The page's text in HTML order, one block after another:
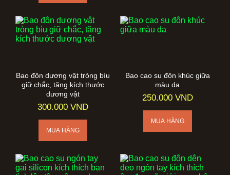
Bao đôn dương vật tròng bìu
giữ chắc, tăng kích thước
dương vật
300.000 VND
Bao cao su đôn khúc giữa
màu da
250.000 VND